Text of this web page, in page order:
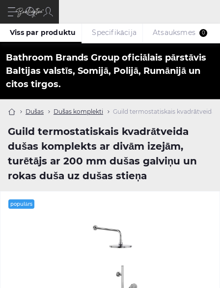
Bathroom Brands Group oficiālais pārstāvis
Baltijas valstīs, Somijā, Polijā, Rumānijā un
citos tirgos.
Dušas Dušas komplekti Guild termostatiskais kvadrātveida
Guild termostatiskais kvadrātveida
dušas komplekts ar divām izejām,
turētājs ar 200 mm dušas galviņu un
rokas duša uz dušas stieņa
Viss par produktu Specifikācija Atsauksmes 0
populārs